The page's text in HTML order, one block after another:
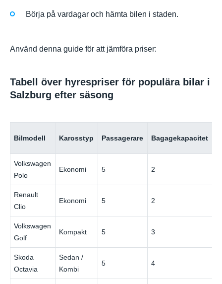
Börja på vardagar och hämta bilen i staden.
Använd denna guide för att jämföra priser:
Tabell över hyrespriser för populära bilar i
Salzburg efter säsong
Bilmodell Karosstyp Passagerare Bagagekapacitet
Volkswagen
Polo
Ekonomi 5 2
Renault
Clio
Ekonomi 5 2
Volkswagen
Golf
Kompakt 5 3
Skoda
Octavia
Sedan /
Kombi
5 4